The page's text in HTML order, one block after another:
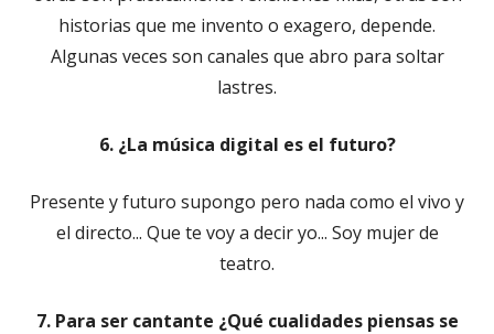
historias que me invento o exagero, depende.
Algunas veces son canales que abro para soltar
lastres.
6. ¿La música digital es el futuro?
Presente y futuro supongo pero nada como el vivo y
el directo... Que te voy a decir yo... Soy mujer de
teatro.
7. Para ser cantante ¿Qué cualidades piensas se